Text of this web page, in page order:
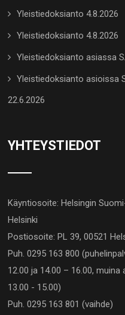
Yleistiedoksianto 4.8.2026
Yleistiedoksianto 4.8.2026
Yleistiedoksianto asiassa
Yleistiedoksianto asioissa
22.6.2026
YHTEYSTIEDOT
Käyntiosoite: Helsingin
Helsinki
Postiosoite: PL 39, 00521
Puh. 0295 163 800
12.00 ja 14.00 – 16.00,
13.00 - 15.00)
Puh. 0295 163 801 (vaihde)